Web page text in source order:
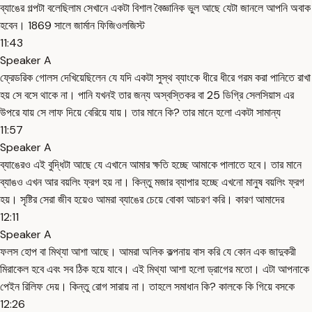
ব্যাঙের গল্পটা বলেছিলাম সেখানে একটা বিশাল বৈজ্ঞানিক ভুল আছে যেটা জানলে আপনি অবাক
হবেন। 1869 সালে জার্মান ফিজিওলজিস্ট
11:43
Speaker A
ফ্রেডরিক গোলস দেখিয়েছিলেন যে যদি একটা সুস্থ ব্যাংকে ধীরে ধীরে গরম করা পানিতে রাখা
হয় সে বসে থাকে না। পানি যখনই তার জন্য অস্বস্তিকর বা 25 ডিগ্রি সেলসিয়াস এর
উপরে যায় সে লাফ দিয়ে বেরিয়ে যায়। তার মানে কি? তার মানে হলো একটা সামান্য
11:57
Speaker A
ব্যাঙেরও এই বুদ্ধিটা আছে যে এখানে আমার ক্ষতি হচ্ছে আমাকে পালাতে হবে। তার মানে
ব্যাঙও এখন আর বয়লিং ফ্রগ হয় না। কিন্তু মজার ব্যাপার হচ্ছে এখনো মানুষ বয়লিং ফ্রগ
হয়। সৃষ্টির সেরা জীব হয়েও আমরা ব্যাঙের চেয়ে বোকা আচরণ করি। কারণ আমাদের
12:11
Speaker A
ফলস হোপ বা মিথ্যা আশা আছে। আমরা অলিক কল্পনায় বাস করি যে কোন এক জাদুকরী
মিরাকেল হবে এবং সব ঠিক হয়ে যাবে। এই মিথ্যা আশা হলো ড্রাগের মতো। এটা আপনাকে
পেইন রিলিফ দেয়। কিন্তু রোগ সারায় না। তাহলে সমাধান কি? কালকে কি গিয়ে বসকে
12:26